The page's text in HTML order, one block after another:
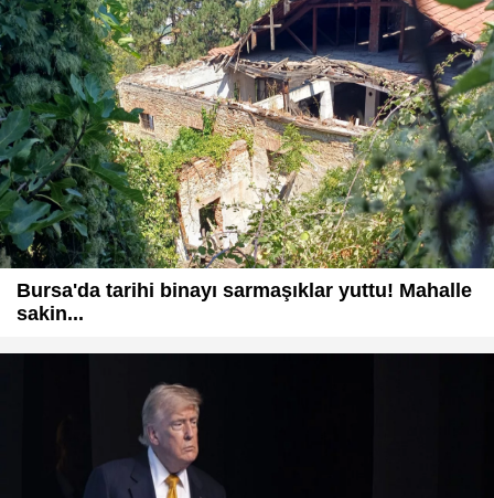
Bursa'da tarihi binayı sarmaşıklar yuttu! Mahalle
sakin...